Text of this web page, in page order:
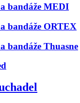
bandáže MEDI
bandáže ORTEX
bandáže Thuasne